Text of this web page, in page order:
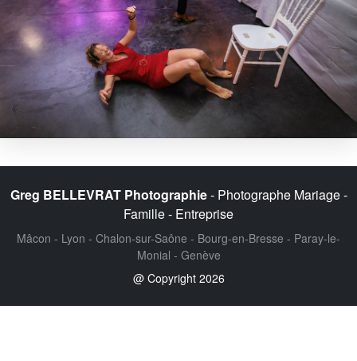
Greg BELLEVRAT Photographie- Photographe Mariage -
Famille - Entreprise
Mâcon - Lyon - Chalon-sur-Saône - Bourg-en-Bresse - Paray-le-
Monial - Genève
@ Copyright 2026